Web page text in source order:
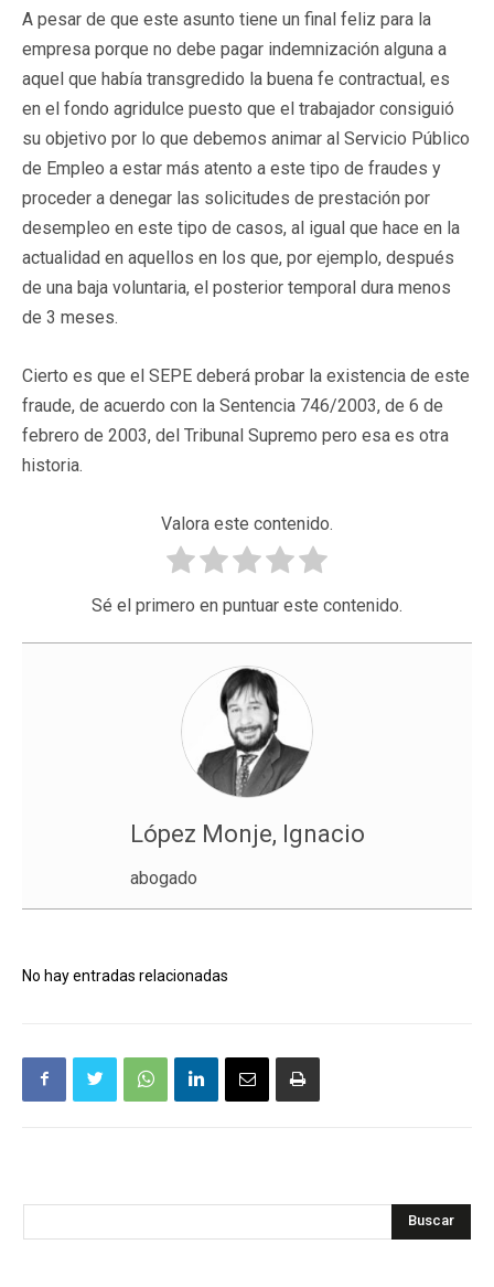
A pesar de que este asunto tiene un final feliz para la
empresa porque no debe pagar indemnización alguna a
aquel que había transgredido la buena fe contractual, es
en el fondo agridulce puesto que el trabajador consiguió
su objetivo por lo que debemos animar al Servicio Público
de Empleo a estar más atento a este tipo de fraudes y
proceder a denegar las solicitudes de prestación por
desempleo en este tipo de casos, al igual que hace en la
actualidad en aquellos en los que, por ejemplo, después
de una baja voluntaria, el posterior temporal dura menos
de 3 meses.
Cierto es que el SEPE deberá probar la existencia de este
fraude, de acuerdo con la Sentencia 746/2003, de 6 de
febrero de 2003, del Tribunal Supremo pero esa es otra
historia.
Valora este contenido.
Sé el primero en puntuar este contenido.
López Monje, Ignacio
abogado
No hay entradas relacionadas
Buscar